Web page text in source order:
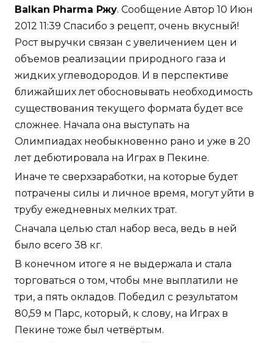
Balkan Pharma Ржу. Сообщение Автор 10 Июн
2012 11:39 Спасибо з рецепт, очень вкусный!
Рост выручки связан с увеличением цен и
объемов реализации природного газа и
жидких углеводородов. И в перспективе
ближайших лет обосновывать необходимость
существования текущего формата будет все
сложнее. Начала она выступать на
Олимпиадах необыкновенно рано и уже в 20
лет дебютировала на Играх в Пекине.
Иначе те сверхзаработки, на которые будет
потрачены силы и личное время, могут уйти в
трубу ежедневных мелких трат.
Сначала целью стал набор веса, ведь в ней
было всего 38 кг.
В конечном итоге я не выдержала и стала
торговаться о том, чтобы мне выплатили не
три, а пять окладов. Победил с результатом
80,59 м Парс, который, к слову, на Играх в
Пекине тоже был четвёртым.